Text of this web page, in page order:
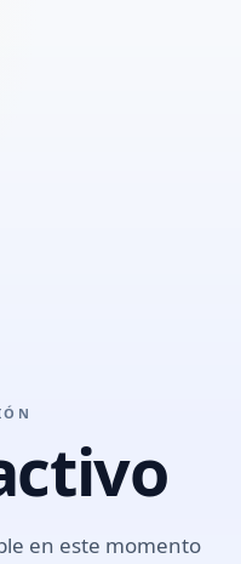
en este momento